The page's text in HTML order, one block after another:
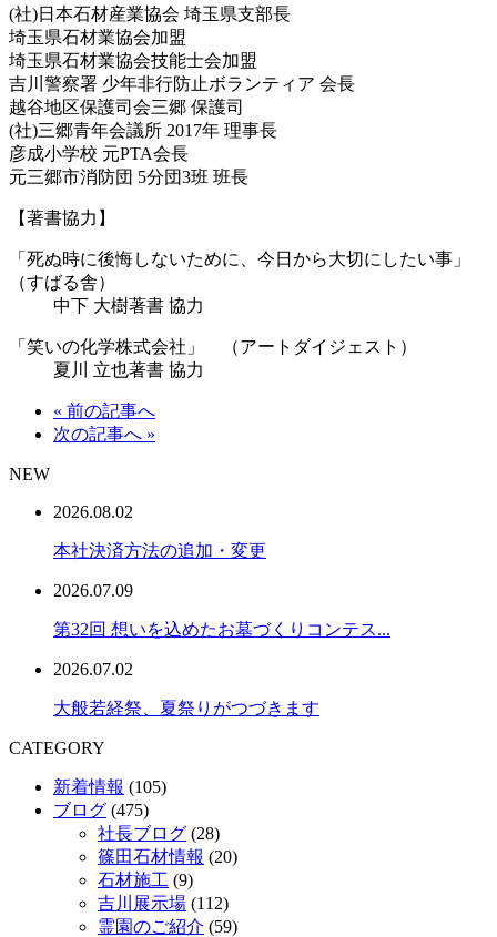
(社)日本石材産業協会 埼玉県支部長
埼玉県石材業協会加盟
埼玉県石材業協会技能士会加盟
吉川警察署 少年非行防止ボランティア 会長
越谷地区保護司会三郷 保護司
(社)三郷青年会議所 2017年 理事長
彦成小学校 元PTA会長
元三郷市消防団 5分団3班 班長
【著書協力】
「死ぬ時に後悔しないために、今日から大切にしたい事」
（すばる舎）
中下 大樹著書 協力
「笑いの化学株式会社」 （アートダイジェスト）
夏川 立也著書 協力
« 前の記事へ
次の記事へ »
NEW
2026.08.02
本社決済方法の追加・変更
2026.07.09
第32回 想いを込めたお墓づくりコンテス...
2026.07.02
大般若経祭、夏祭りがつづきます
CATEGORY
新着情報 (105)
ブログ (475)
社長ブログ (28)
篠田石材情報 (20)
石材施工 (9)
吉川展示場 (112)
霊園のご紹介 (59)